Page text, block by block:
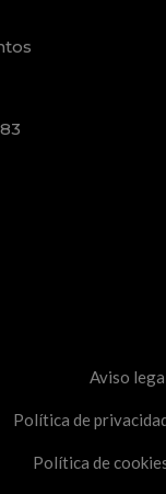
Aviso
Política de
Política de